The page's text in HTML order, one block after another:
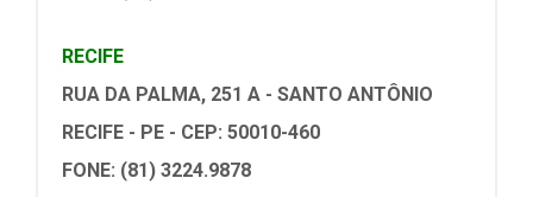
RECIFE
RUA DA PALMA, 251 A - SANTO ANTÔNIO
RECIFE - PE - CEP: 50010-460
FONE: (81) 3224.9878